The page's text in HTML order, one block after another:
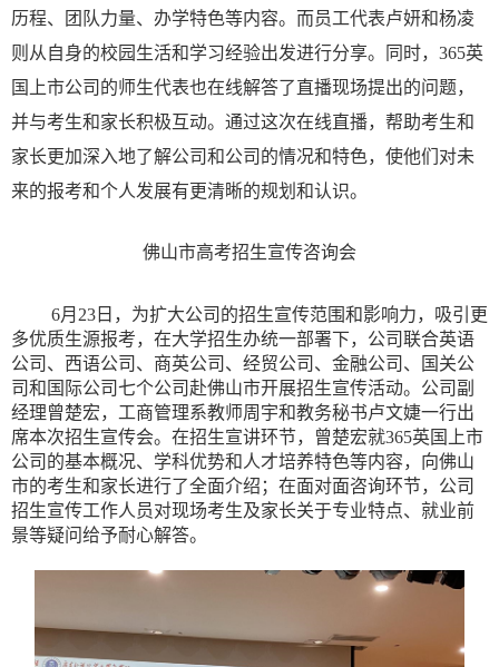
历程、团队力量、办学特色等内容。而员工代表卢妍和杨凌
则从自身的校园生活和学习经验出发进行分享。同时，365英
国上市公司的师生代表也在线解答了直播现场提出的问题，
并与考生和家长积极互动。通过这次在线直播，帮助考生和
家长更加深入地了解公司和公司的情况和特色，使他们对未
来的报考和个人发展有更清晰的规划和认识。
佛山市高考招生宣传咨询会
6月23日，为扩大公司的招生宣传范围和影响力，吸引更
多优质生源报考，在大学招生办统一部署下，公司联合英语
公司、西语公司、商英公司、经贸公司、金融公司、国关公
司和国际公司七个公司赴佛山市开展招生宣传活动。公司副
经理曾楚宏，工商管理系教师周宇和教务秘书卢文婕一行出
席本次招生宣传会。在招生宣讲环节，曾楚宏就365英国上市
公司的基本概况、学科优势和人才培养特色等内容，向佛山
市的考生和家长进行了全面介绍；在面对面咨询环节，公司
招生宣传工作人员对现场考生及家长关于专业特点、就业前
景等疑问给予耐心解答。